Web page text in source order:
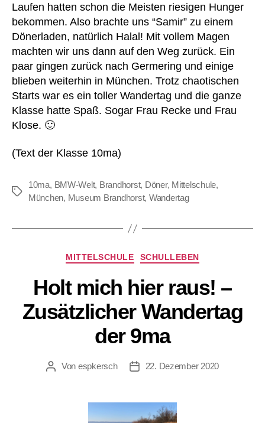
Laufen hatten schon die Meisten riesigen Hunger
bekommen. Also brachte uns “Samir” zu einem
Dönerladen, natürlich Halal! Mit vollem Magen
machten wir uns dann auf den Weg zurück. Ein
paar gingen zurück nach Germering und einige
blieben weiterhin in München. Trotz chaotischen
Starts war es ein toller Wandertag und die ganze
Klasse hatte Spaß. Sogar Frau Recke und Frau
Klose. 🙂
(Text der Klasse 10ma)
Schlagwörter
10ma, BMW-Welt, Brandhorst, Döner, Mittelschule,
München, Museum Brandhorst, Wandertag
Kategorien
MITTELSCHULE SCHULLEBEN
Holt mich hier raus! –
Zusätzlicher Wandertag
der 9ma
Beitragsautor
Von espkersch Veröffentlichungsdatum
22. Dezember 2020